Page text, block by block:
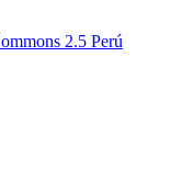
2.5 Perú